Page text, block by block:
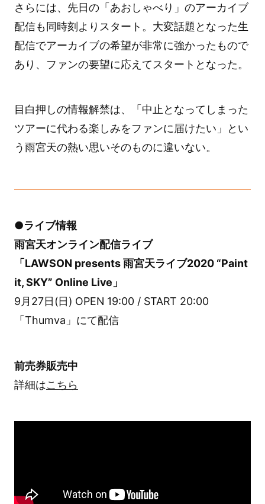
さらには、先日の「あおしゃべり」のアーカイブ
配信も同時刻よりスタート。大変話題となった生
配信でアーカイブの希望が非常に強かったもので
あり、ファンの要望に応えてスタートとなった。
目白押しの情報解禁は、「中止となってしまった
ツアーに代わる楽しみをファンに届けたい」とい
う雨宮天の熱い思いそのものに違いない。
●ライブ情報
雨宮天オンライン配信ライブ
「LAWSON presents 雨宮天ライブ2020 “Paint
it, SKY” Online Live」
9月27日(日) OPEN 19:00 / START 20:00
「Thumva」にて配信
前売券販売中
詳細はこちら